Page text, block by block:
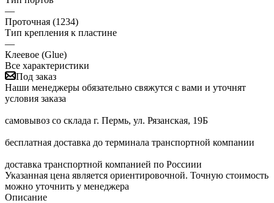
—
Проточная (1234)
Тип крепления к пластине
—
Клеевое (Glue)
Все характеристики
Под заказ
Наши менеджеры обязательно свяжутся с вами и уточнят
условия заказа
самовывоз со склада г. Пермь, ул. Рязанская, 19Б
бесплатная доставка до терминала транспортной компании
доставка транспортной компанией по Россиии
Указанная цена является ориентировочной. Точную стоимость
можно уточнить у менеджера
Описание